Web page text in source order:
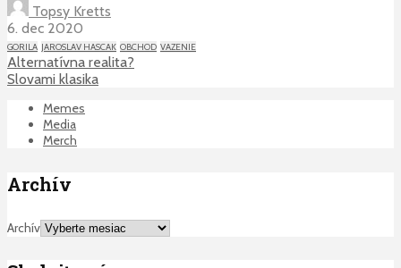
Topsy Kretts
6. dec 2020
GORILA JAROSLAV HASCAK OBCHOD VAZENIE
Alternatívna realita?
Slovami klasika
Memes
Media
Merch
Archív
Archív